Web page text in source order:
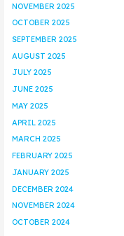
NOVEMBER 2025
OCTOBER 2025
SEPTEMBER 2025
AUGUST 2025
JULY 2025
JUNE 2025
MAY 2025
APRIL 2025
MARCH 2025
FEBRUARY 2025
JANUARY 2025
DECEMBER 2024
NOVEMBER 2024
OCTOBER 2024